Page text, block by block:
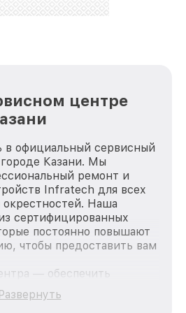
центре
в официальный сервисный
Казани. Мы
ремонт и
Infratech для всех
Наша
сертифицированных
постоянно повышают
чтобы предоставить вам
— обеспечить
ремонт для
продукции Infratech,
Развернуть